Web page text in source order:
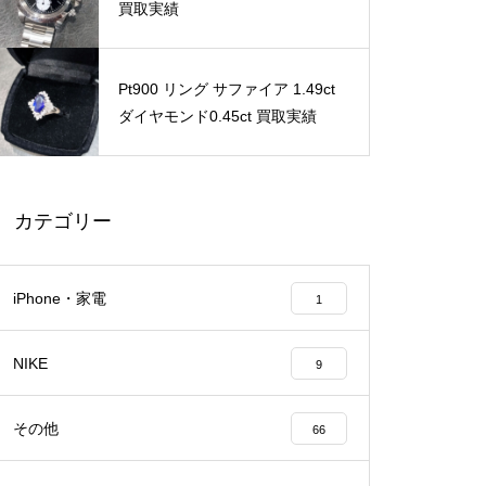
買取実績
Pt900 リング サファイア 1.49ct
ダイヤモンド0.45ct 買取実績
カテゴリー
iPhone・家電 1
NIKE 9
その他 66